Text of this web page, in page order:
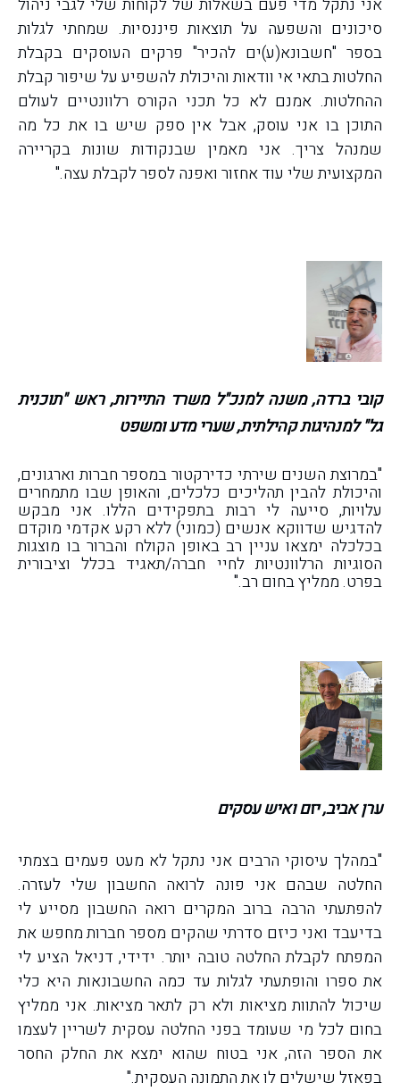
סיכונים והשפעה על תוצאות פיננסיות. שמחתי לגלות
בספר "חשבונא(ע)ים להכיר" פרקים העוסקים בקבלת
החלטות בתאי אי וודאות והיכולת להשפיע על שיפור קבלת
ההחלטות. אמנם לא כל תכני הקורס רלוונטיים לעולם
התוכן בו אני עוסק, אבל אין ספק שיש בו את כל מה
שמנהל צריך. אני מאמין שבנקודות שונות בקריירה
המקצועית שלי עוד אחזור ואפנה לספר לקבלת עצה."
קובי ברדה, משנה למנכ"ל משרד התיירות, ראש "תוכנית
גל" למנהיגות קהילתית, שערי מדע ומשפט
"במרוצת השנים שירתי כדירקטור במספר חברות וארגונים,
והיכולת להבין תהליכים כלכלים, והאופן שבו מתמחרים
עלויות, סייעה לי רבות בתפקידים הללו. אני מבקש
להדגיש שדווקא אנשים (כמוני) ללא רקע אקדמי מוקדם
בכלכלה ימצאו עניין רב באופן הקולח והברור בו מוצגות
הסוגיות הרלוונטיות לחיי חברה/תאגיד בכלל וציבורית
בפרט. ממליץ בחום רב."
ערן אביב, יזם ואיש עסקים
"במהלך עיסוקי הרבים אני נתקל לא מעט פעמים בצמתי
החלטה שבהם אני פונה לרואה החשבון שלי לעזרה.
להפתעתי הרבה ברוב המקרים רואה החשבון מסייע לי
בדיעבד ואני כיזם סדרתי שהקים מספר חברות מחפש את
המפתח לקבלת החלטה טובה יותר. ידידי, דניאל הציע לי
את ספרו והופתעתי לגלות עד כמה החשבונאות היא כלי
שיכול להתוות מציאות ולא רק לתאר מציאות. אני ממליץ
בחום לכל מי שעומד בפני החלטה עסקית לשריין לעצמו
את הספר הזה, אני בטוח שהוא ימצא את החלק החסר
בפאזל שישלים לו את התמונה העסקית."